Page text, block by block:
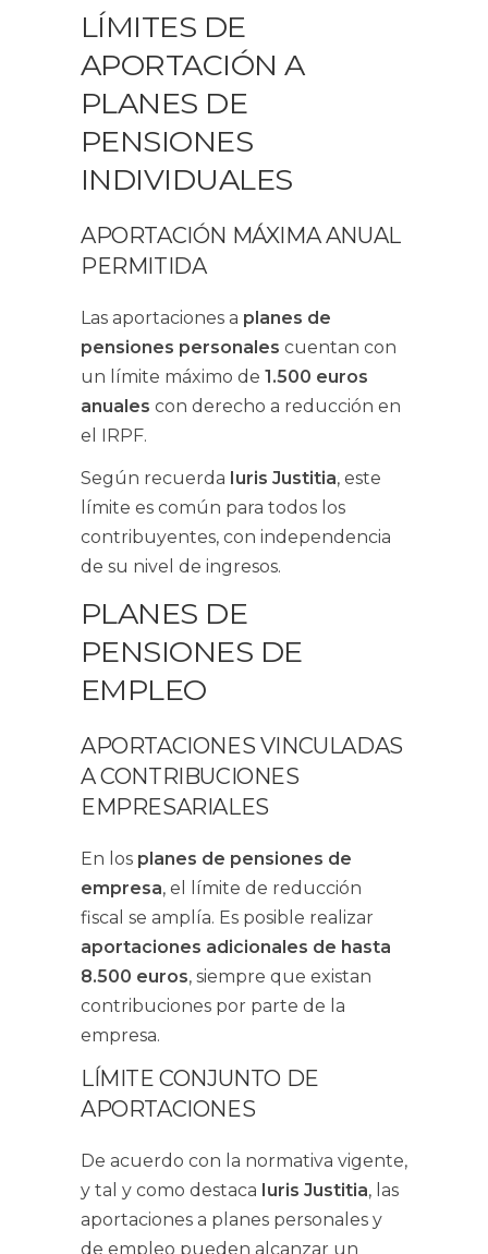
LÍMITES DE
APORTACIÓN A
PLANES DE
PENSIONES
INDIVIDUALES
APORTACIÓN MÁXIMA ANUAL
PERMITIDA
Las aportaciones a planes de
pensiones personales cuentan con
un límite máximo de 1.500 euros
anuales con derecho a reducción en
el IRPF.
Según recuerda Iuris Justitia, este
límite es común para todos los
contribuyentes, con independencia
de su nivel de ingresos.
PLANES DE
PENSIONES DE
EMPLEO
APORTACIONES VINCULADAS
A CONTRIBUCIONES
EMPRESARIALES
En los planes de pensiones de
empresa, el límite de reducción
fiscal se amplía. Es posible realizar
aportaciones adicionales de hasta
8.500 euros, siempre que existan
contribuciones por parte de la
empresa.
LÍMITE CONJUNTO DE
APORTACIONES
De acuerdo con la normativa vigente,
y tal y como destaca Iuris Justitia, las
aportaciones a planes personales y
de empleo pueden alcanzar un